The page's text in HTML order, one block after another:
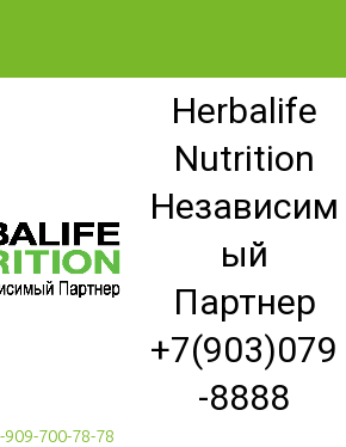
Herbalife
Nutrition
Независим
ый
Партнер
+7(903)079
-8888
909-700-78-78